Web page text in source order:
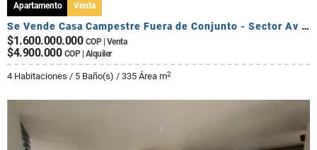
Apartamento Venta
Se Vende Casa Campestre Fuera de Conjunto - Sector Av Centenario
$1.600.000.000 COP | Venta
$4.900.000 COP | Alquiler
4 Habitaciones / 5 Baño(s) / 335 Área m2